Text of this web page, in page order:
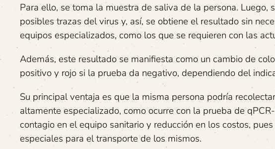
Para ello, se toma la muestra de saliva de la persona.
posibles trazas del virus y, así, se obtiene el resultado sin
equipos especializados, como los que se requieren con las
Además, este resultado se manifiesta como un cambio de
positivo y rojo si la prueba da negativo, dependiendo del
Su principal ventaja es que la misma persona podría
altamente especializado, como ocurre con la prueba de
contagio en el equipo sanitario y reducción en los costos,
especiales para el transporte de los mismos.